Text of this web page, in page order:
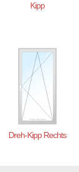
Kipp
Dreh-Kipp Rechts